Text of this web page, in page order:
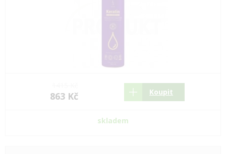
863 Kč Koupit
skladem